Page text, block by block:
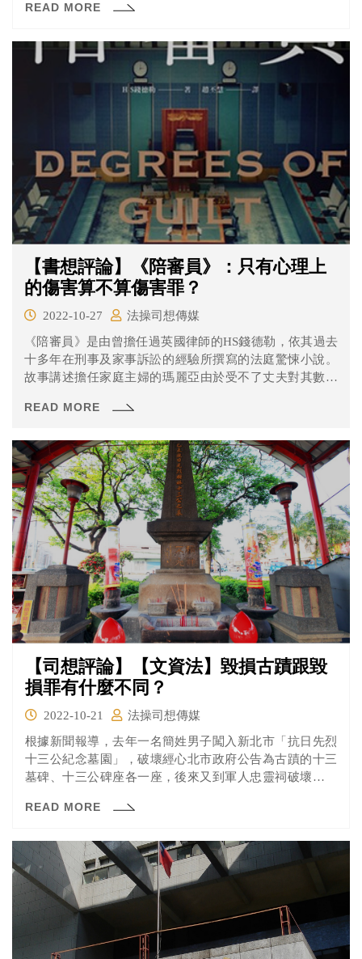
READ MORE
【書想評論】《陪審員》：只有心理上
的傷害算不算傷害罪？
2022-10-27
法操司想傳媒
《陪審員》是由曾擔任過英國律師的HS錢德勒，依其過去
十多年在刑事及家事訴訟的經驗所撰寫的法庭驚悚小說。
故事講述擔任家庭主婦的瑪麗亞由於受不了丈夫對其數十
沒有證人以及輿論受到操作的情況下，該怎麼讓大家相信
READ MORE
【司想評論】【文資法】毀損古蹟跟毀
損罪有什麼不同？
2022-10-21
法操司想傳媒
根據新聞報導，去年一名簡姓男子闖入新北市「抗日先烈
十三公紀念墓園」，破壞經心北市政府公告為古蹟的十三
墓碑、十三公碑座各一座，後來又到軍人忠靈祠破壞香爐
法》毀損古蹟罪及《刑法》毀損罪起訴。
READ MORE